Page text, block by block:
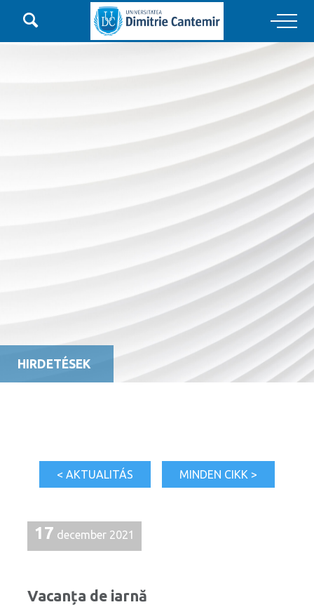

Main Navigation
HIRDETÉSEK
< AKTUALITÁS MINDEN CIKK >
17 december 2021
Vacanța de iarnă